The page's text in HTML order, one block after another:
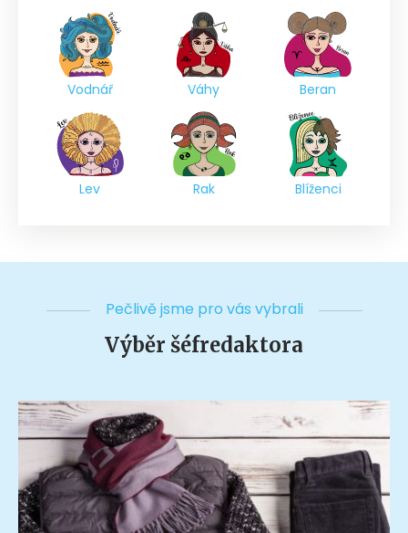
Vodnář Váhy Beran
Lev Rak Blíženci
Pečlivě jsme pro vás vybrali
Výběr šéfredaktora